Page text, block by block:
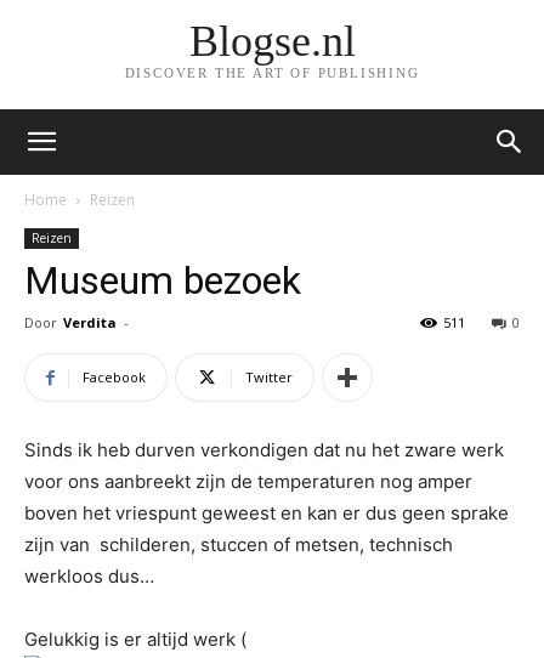
Blogse.nl
DISCOVER THE ART OF PUBLISHING
Home Reizen
Reizen
Museum bezoek
Door Verdita - 0
511
Facebook Twitter
Sinds ik heb durven verkondigen dat nu het zware werk
voor ons aanbreekt zijn de temperaturen nog amper
boven het vriespunt geweest en kan er dus geen sprake
zijn van schilderen, stuccen of metsen, technisch
werkloos dus…
Gelukkig is er altijd werk (